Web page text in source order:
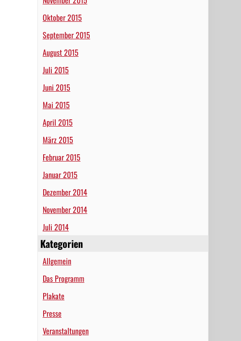
Oktober 2015
September 2015
August 2015
Juli 2015
Juni 2015
Mai 2015
April 2015
März 2015
Februar 2015
Januar 2015
Dezember 2014
November 2014
Juli 2014
Kategorien
Allgemein
Das Programm
Plakate
Presse
Veranstaltungen